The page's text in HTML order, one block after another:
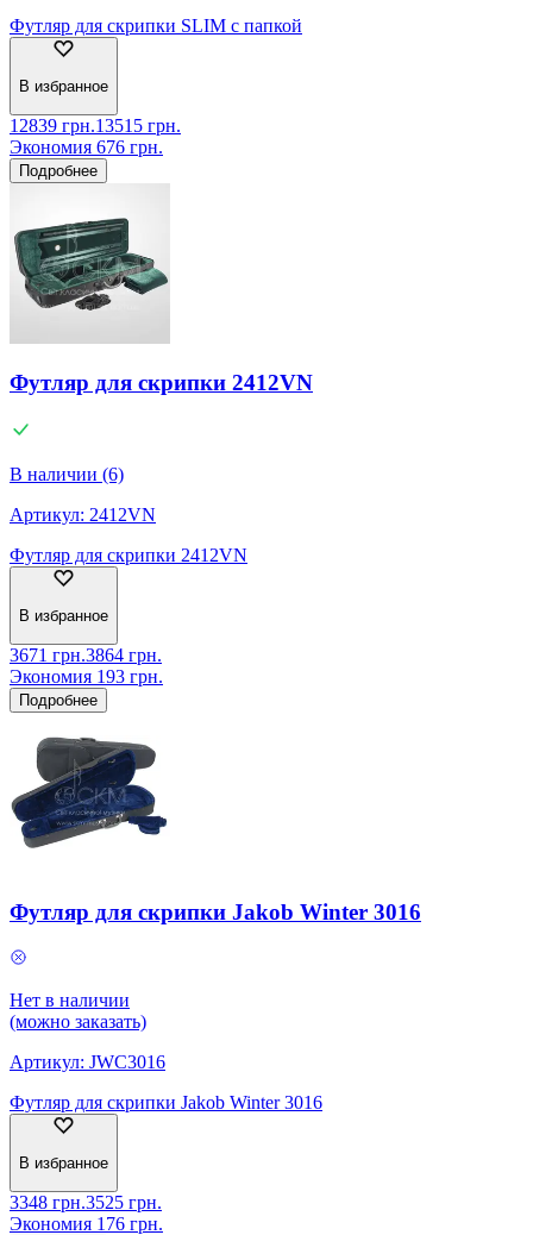
Футляр для скрипки SLIM с папкой
В избранное
12839 грн.13515 грн.
Экономия 676 грн.
Подробнее
Футляр для скрипки 2412VN
В наличии (6)
Артикул: 2412VN
Футляр для скрипки 2412VN
В избранное
3671 грн.3864 грн.
Экономия 193 грн.
Подробнее
Футляр для скрипки Jakob Winter 3016
Нет в наличии
(можно заказать)
Артикул: JWC3016
Футляр для скрипки Jakob Winter 3016
В избранное
3348 грн.3525 грн.
Экономия 176 грн.